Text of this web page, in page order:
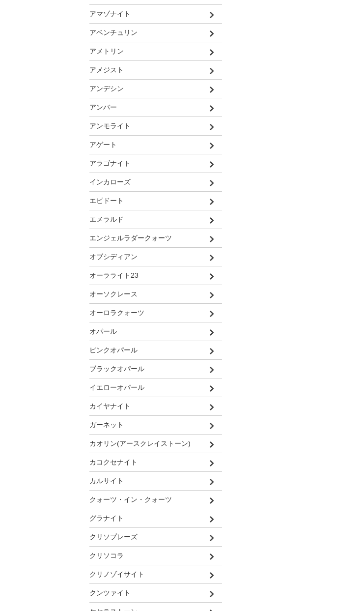
アマゾナイト
アベンチュリン
アメトリン
アメジスト
アンデシン
アンバー
アンモライト
アゲート
アラゴナイト
インカローズ
エピドート
エメラルド
エンジェルラダークォーツ
オブシディアン
オーラライト23
オーソクレース
オーロラクォーツ
オパール
ピンクオパール
ブラックオパール
イエローオパール
カイヤナイト
ガーネット
カオリン(アースクレイストーン)
カコクセナイト
カルサイト
クォーツ・イン・クォーツ
グラナイト
クリソプレーズ
クリソコラ
クリノゾイサイト
クンツァイト